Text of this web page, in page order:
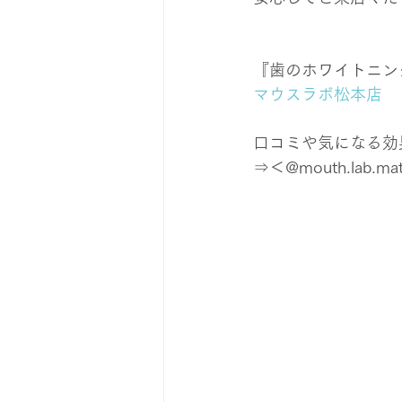
『歯のホワイトニ
マウスラボ松本店
口コミや気になる
⇒＜